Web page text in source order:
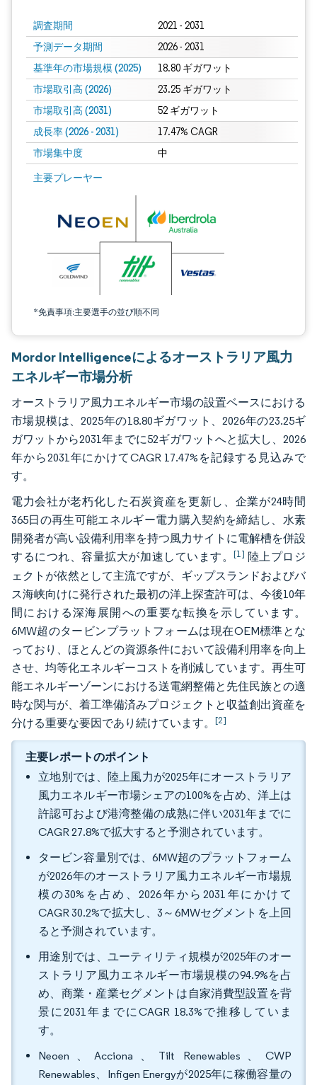
調査期間 2021 - 2031
予測データ期間 2026 - 2031
基準年の市場規模 (2025) 18.80 ギガワット
市場取引高 (2026) 23.25 ギガワット
市場取引高 (2031) 52 ギガワット
成長率 (2026 - 2031) 17.47% CAGR
市場集中度 中
主要プレーヤー
*免責事項:主要選手の並び順不同
画像 © Mordor Intelligence。再利用にはCC BY 4.0の表示が必要です。
Mordor Intelligenceによるオーストラリア風力
エネルギー市場分析
オーストラリア風力エネルギー市場の設置ベースにおける
市場規模は、2025年の18.80ギガワット、2026年の23.25ギ
ガワットから2031年までに52ギガワットへと拡大し、2026
年から2031年にかけてCAGR 17.47%を記録する見込みで
す。
電力会社が老朽化した石炭資産を更新し、企業が24時間
365日の再生可能エネルギー電力購入契約を締結し、水素
開発者が高い設備利用率を持つ風力サイトに電解槽を併設
するにつれ、容量拡大が加速しています。[1] 陸上プロジ
ェクトが依然として主流ですが、ギップスランドおよびバ
ス海峡向けに発行された最初の洋上探査許可は、今後10年
間における深海展開への重要な転換を示しています。
6MW超のタービンプラットフォームは現在OEM標準とな
っており、ほとんどの資源条件において設備利用率を向上
させ、均等化エネルギーコストを削減しています。再生可
能エネルギーゾーンにおける送電網整備と先住民族との適
時な関与が、着工準備済みプロジェクトと収益創出資産を
分ける重要な要因であり続けています。 [2]
主要レポートのポイント
立地別では、陸上風力が2025年にオーストラリア
風力エネルギー市場シェアの100%を占め、洋上は
許認可および港湾整備の成熟に伴い2031年までに
CAGR 27.8%で拡大すると予測されています。
タービン容量別では、6MW超のプラットフォーム
が2026年のオーストラリア風力エネルギー市場規
模の30%を占め、2026年から2031年にかけて
CAGR 30.2%で拡大し、3～6MWセグメントを上回
ると予測されています。
用途別では、ユーティリティ規模が2025年のオー
ストラリア風力エネルギー市場規模の94.9%を占
め、商業・産業セグメントは自家消費型設置を背
景に2031年までにCAGR 18.3%で推移していま
す。
Neoen、Acciona、Tilt Renewables、CWP
Renewables、Infigen Energyが2025年に稼働容量の